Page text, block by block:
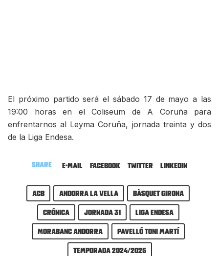
El próximo partido será el sábado 17 de mayo a las
19:00 horas en el Coliseum de A Coruña para
enfrentarnos al Leyma Coruña, jornada treinta y dos
de la Liga Endesa.
Share E-mail Facebook Twitter LinkedIn
ACB Andorra la Vella
Bàsquet Girona
Crónica
Jornada 31
Liga Endesa
MoraBanc Andorra
Pavelló Toni Martí
Temporada 2024/2025